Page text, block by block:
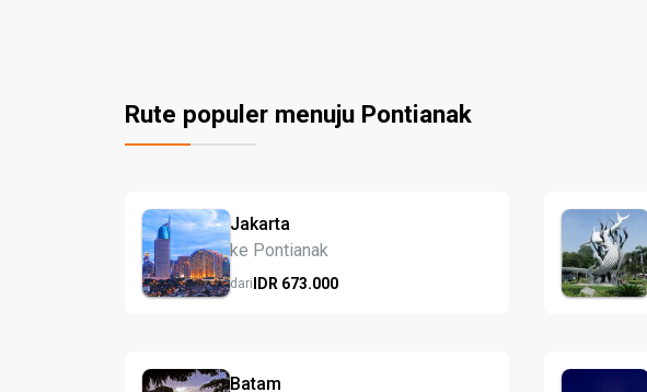
Rute populer menuju Pontianak
Jakarta
ke Pontianak
dariIDR 673.000
Batam